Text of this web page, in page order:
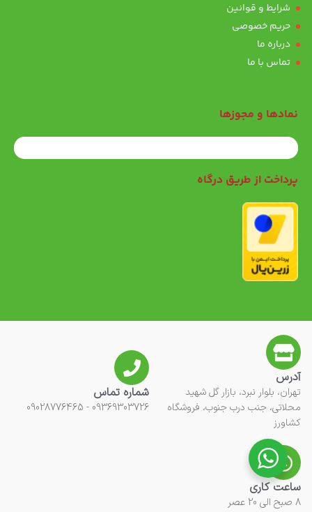
شرایط و قوانین
حریم خصوصی
درباره ما
تماس با ما
نمادها و مجوزها
پرداخت از طریق درگاه
آدرس
تهران، بلوار نبرد، بازار گل شهید
محلاتی، جنب درب جنوب، فروشگاه
کشاورز
شماره تماس
09369303726 - 09028776465
ساعت کاری
8 صبح الی 20 عصر